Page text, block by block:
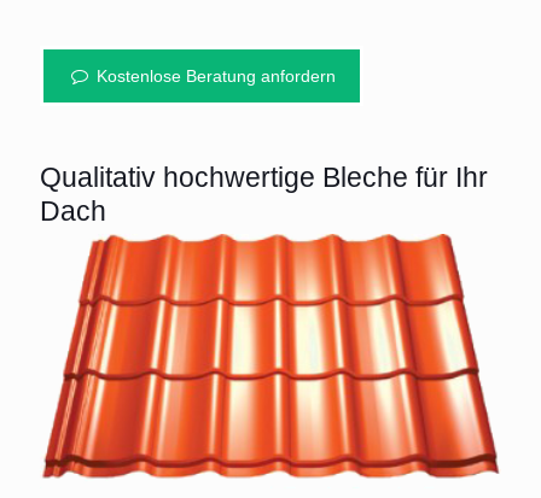
Kostenlose Beratung anfordern
Qualitativ hochwertige Bleche für Ihr
Dach